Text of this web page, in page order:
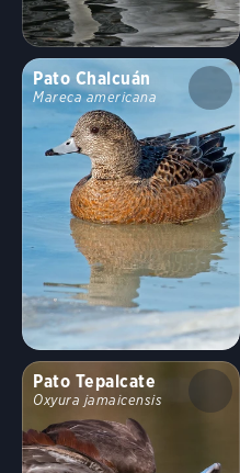
Pato Chalcuán
Mareca americana
Pato Tepalcate
Oxyura jamaicensis